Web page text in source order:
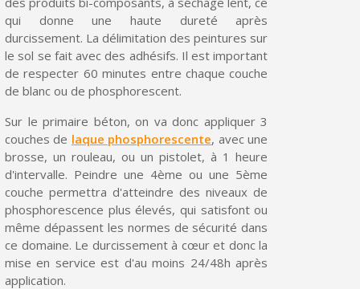
Gagnez des points de fidélité à chaque commande
Livraison sous 24 h en France Métropolitaine
Retour produits sous 14 jours
Réduction de 5€ sur la première commande
10€ de bon d'achat pour chaque parrainage
Inscription à la newsletter : 5€ de réduction
Livraison sous 24 h en France Métropolitaine
Livraison offerte en France métropolitaine pour 250€ d'achats
Paiement en 4x sans frais dès 30€ d'achats
Votre devis en ligne en moins d'1 minute
qui donne une haute dureté après
durcissement. La délimitation des peintures sur
le sol se fait avec des adhésifs. Il est important
de respecter 60 minutes entre chaque couche
de blanc ou de phosphorescent.
Sur le primaire béton, on va donc appliquer 3
couches de laque phosphorescente, avec une
brosse, un rouleau, ou un pistolet, à 1 heure
d'intervalle. Peindre une 4ème ou une 5ème
couche permettra d'atteindre des niveaux de
phosphorescence plus élevés, qui satisfont ou
même dépassent les normes de sécurité dans
ce domaine. Le durcissement à cœur et donc la
mise en service est d'au moins 24/48h après
application.